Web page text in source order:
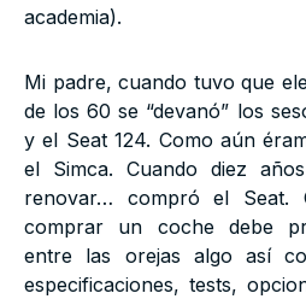
academia).
Mi padre, cuando tuvo que
de los 60 se “devanó” los
y el Seat 124. Como aún
el Simca. Cuando diez
renovar… compró el Seat.
comprar un coche debe
entre las orejas algo así
especificaciones, tests,